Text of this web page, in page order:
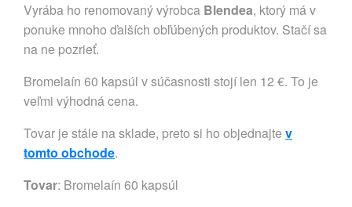
Vyrába ho renomovaný výrobca Blendea, ktorý má v
ponuke mnoho ďalších obľúbených produktov. Stačí sa
na ne pozrieť.
Bromelaín 60 kapsúl v súčasnosti stojí len 12 €. To je
veľmi výhodná cena.
Tovar je stále na sklade, preto si ho objednajte v
tomto obchode.
Tovar: Bromelaín 60 kapsúl